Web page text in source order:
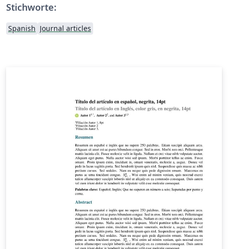
Stichworte:
Spanish Journal articles